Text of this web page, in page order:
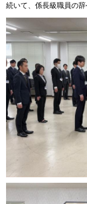
続いて、係長級職員の辞